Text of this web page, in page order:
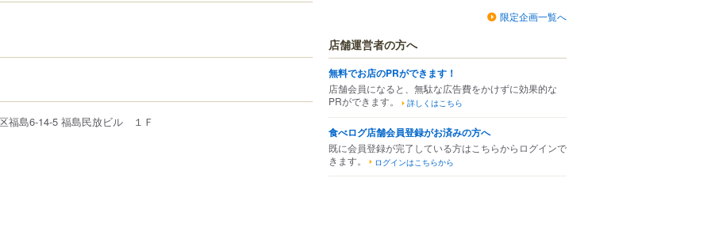
福島6-14-5 福島民放ビル １Ｆ
限定企画一覧へ
店舗運営者の方へ
無料でお店のPRができます！
店舗会員になると、無駄な広告費をかけずに効果的な
PRができます。
詳しくはこちら
食べログ店舗会員登録がお済みの方へ
既に会員登録が完了している方はこちらからログインで
きます。
ログインはこちらから